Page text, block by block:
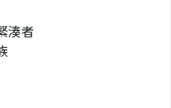
湊者